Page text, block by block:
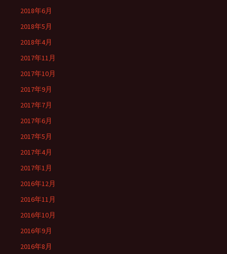
2018年6月
2018年5月
2018年4月
2017年11月
2017年10月
2017年9月
2017年7月
2017年6月
2017年5月
2017年4月
2017年1月
2016年12月
2016年11月
2016年10月
2016年9月
2016年8月